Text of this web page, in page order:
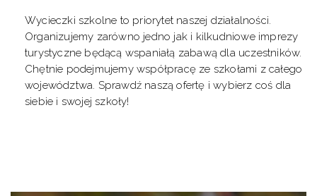
Wycieczki szkolne to priorytet naszej działalności.
Organizujemy zarówno jedno jak i kilkudniowe imprezy
turystyczne będącą wspaniałą zabawą dla uczestników.
Chętnie podejmujemy współpracę ze szkołami z całego
województwa. Sprawdź naszą ofertę i wybierz coś dla
siebie i swojej szkoły!